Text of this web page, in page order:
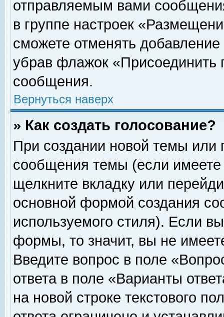
отправляемым вами
в группе настроек
сможете отменять
убрав флажок «Присоединить
сообщения.
Вернуться наверх
» Как создать голосование?
При создании новой темы или
сообщения темы (если
щелкните вкладку или
основной формой создания
используемого стиля). Если
формы, то значит, вы не
Введите вопрос в поле
ответа в поле «Варианты
на новой строке текстового